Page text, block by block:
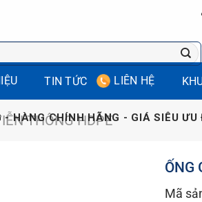
- HÀNG CHÍNH HÃNG - GIÁ SIÊU ƯU
Giảm giá, Xả kho
TIN TỨC LIÊN HỆ
THÔNG HDPE
ỐNG
Mã